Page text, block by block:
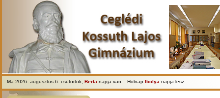
Ma 2026. augusztus 6. csütörtök, Berta napja van. - Holnap Ibolya napja lesz.